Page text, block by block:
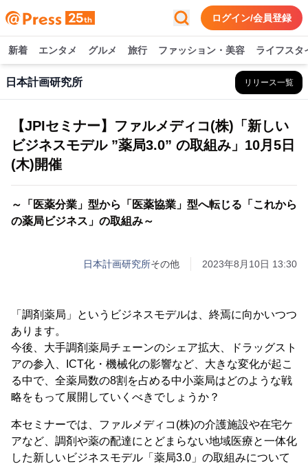
ログイン/会員登録
新着 エンタメ グルメ 旅行 ファッション・美容 ライフスタ
日本計画研究所 リリース一覧
【JPIセミナー】ファルメディコ(株)「新しい
ビジネスモデル ”薬局3.0” の取組み」10月5日
(木)開催
～「医薬分業」型から「医薬協業」型へ転じる「これから
の薬局ビジネス」の取組み～
日本計画研究所その他 2023年8月10日 13:30
「調剤薬局」というビジネスモデルは、終焉に向かいつつ
あります。
今後、大手調剤薬局チェーンのシェア拡大、ドラッグスト
アの参入、ICT化・機械化の影響など、大きな変化が起こ
る中で、全薬局数の8割を占める中小薬局はどのような戦
略をもって展開していくべきでしょうか？
本セミナーでは、ファルメディコ(株)の介護施設や在宅ケ
アなど、調剤や薬の配達にとどまらない地域医療と一体化
した新しいビジネスモデル「薬局3.0」の取組みについて